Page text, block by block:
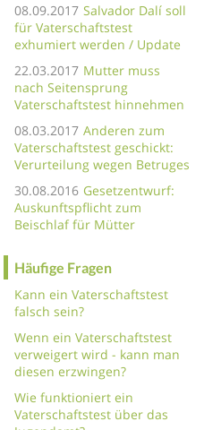
08.09.2017 Salvador Dalí soll
für Vaterschaftstest
exhumiert werden / Update
22.03.2017 Mutter muss
nach Seitensprung
Vaterschaftstest hinnehmen
08.03.2017 Anderen zum
Vaterschaftstest geschickt:
Verurteilung wegen Betruges
30.08.2016 Gesetzentwurf:
Auskunftspflicht zum
Beischlaf für Mütter
Häufige Fragen
Kann ein Vaterschaftstest
falsch sein?
Wenn ein Vaterschaftstest
verweigert wird - kann man
diesen erzwingen?
Wie funktioniert ein
Vaterschaftstest über das